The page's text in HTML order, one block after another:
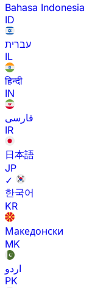
Bahasa Indonesia
ID
עברית
IL
हिन्दी
IN
فارسی
IR
日本語
JP
✓
한국어
KR
Македонски
MK
اردو
PK